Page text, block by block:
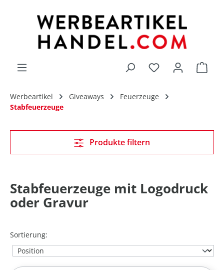
Du hast 0
Werbeartikel Giveaways
Feuerzeuge
Stabfeuerzeuge
Stabfeuerzeuge mit Logodruck
oder Gravur
Sortierung:
Produkte filtern